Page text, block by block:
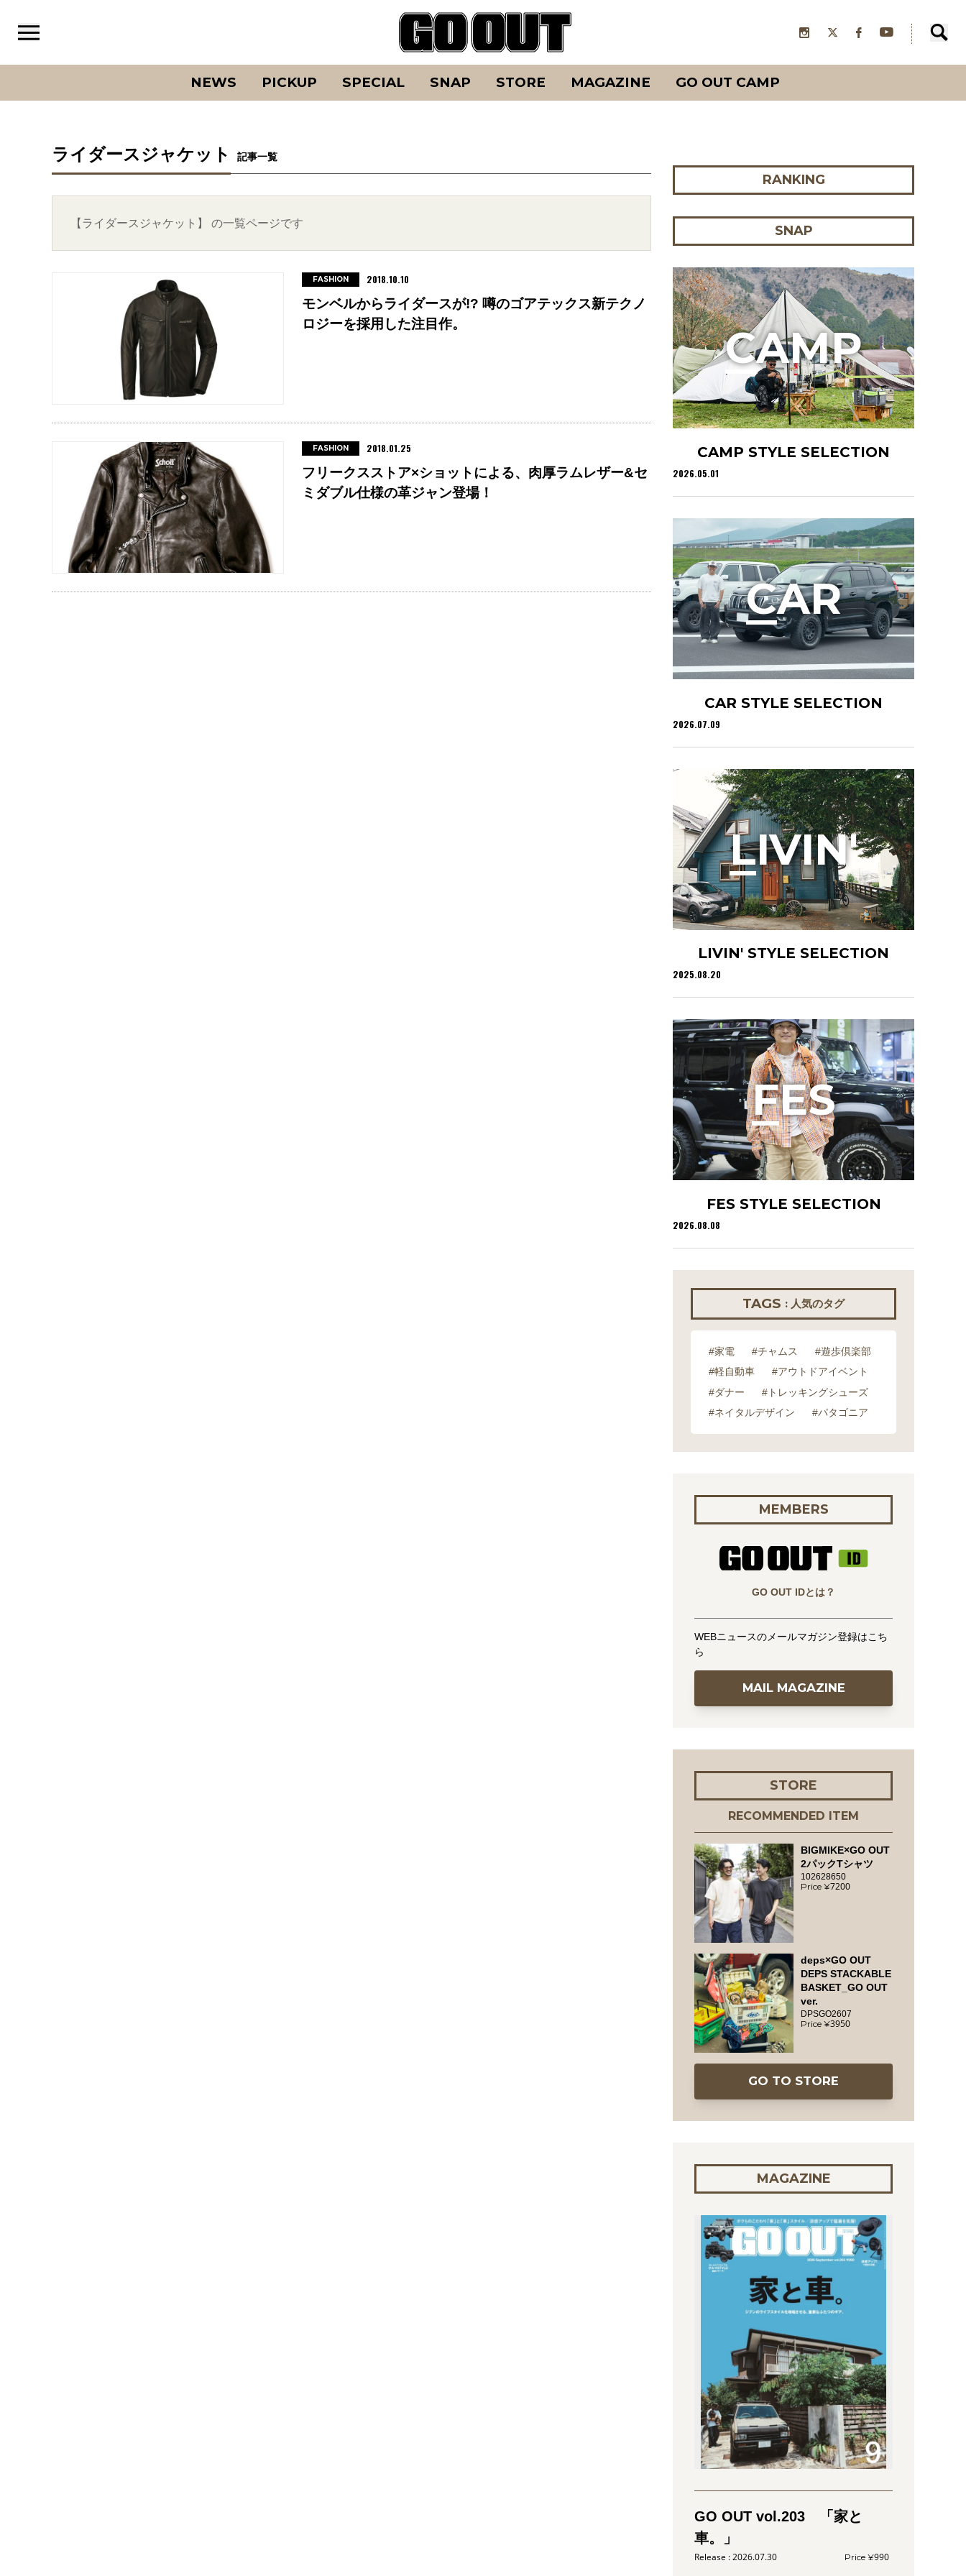
NEWS PICKUP SPECIAL SNAP STORE MAGAZINE GO OUT CAMP
ライダースジャケット 記事一覧
【ライダースジャケット】 の一覧ページです
モンベルからライダースが!? 噂のゴアテックス新テクノ
ロジーを採用した注目作。
FASHION 2018.10.10
フリークスストア×ショットによる、肉厚ラムレザー&セ
ミダブル仕様の革ジャン登場！
FASHION 2018.01.25
RANKING
SNAP
CAMP STYLE SELECTION
2026.05.01
CAMP
CAR STYLE SELECTION
2026.07.09
CAR
LIVIN' STYLE SELECTION
2025.08.20
LIVIN'
FES STYLE SELECTION
2026.08.08
FES
TAGS : 人気のタグ
#家電 #チャムス
#遊歩倶楽部
#軽自動車
#アウトドアイベント
#ダナー
#トレッキングシューズ
#ネイタルデザイン
#パタゴニア
MEMBERS
GO OUT IDとは？
WEBニュースのメールマガジン登録はこち
ら
MAIL MAGAZINE
STORE
RECOMMENDED ITEM
BIGMIKE×GO OUT
2パックTシャツ
102628650
7200
deps×GO OUT
DEPS STACKABLE
BASKET_GO OUT
ver.
DPSGO2607
3950
GO TO STORE
MAGAZINE
GO OUT vol.203 「家と
車。」
2026.07.30 990